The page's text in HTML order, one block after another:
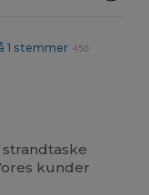
1 stemmer 450
kunder